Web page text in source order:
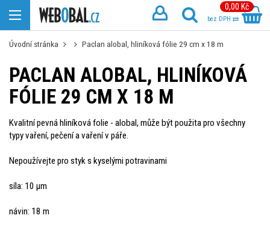
0,00 Kč
bez DPH
Úvodní stránka Paclan alobal, hliníková fólie 29 cm x 18 m
PACLAN ALOBAL, HLINÍKOVÁ
FÓLIE 29 CM X 18 M
Kvalitní pevná hliníková folie - alobal, může být použita pro všechny
typy vaření, pečení a vaření v páře.
Nepoužívejte pro styk s kyselými potravinami
síla: 10 µm
návin: 18 m